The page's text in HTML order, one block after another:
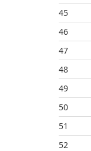
45
46
47
48
49
50
51
52